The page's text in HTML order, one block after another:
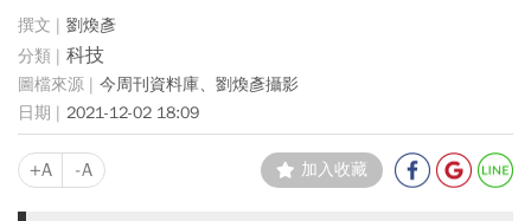
劉煥彥
科技
今周刊資料庫、劉煥彥攝影
2021-12-02 18:09
+A -A 加入收藏